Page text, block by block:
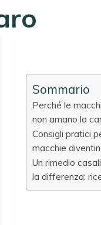
Sommario
Perché le
non amano la
Consigli pratici
macchie
Un rimedio
la differenza: